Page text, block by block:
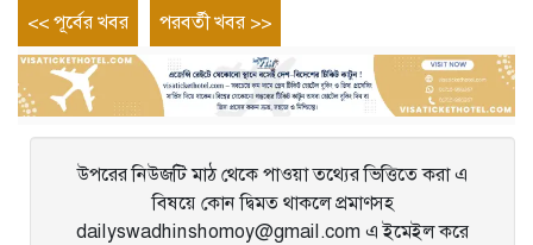
Post
navigation
<< পূর্বের খবর
Previous
entry
পরবর্তী খবর >>
উপরের নিউজটি মাঠ থেকে পাওয়া তথ্যের ভিত্তিতে করা এ
বিষয়ে কোন দ্বিমত থাকলে প্রমাণসহ
dailyswadhinshomoy@gmail.com এ ইমেইল করে